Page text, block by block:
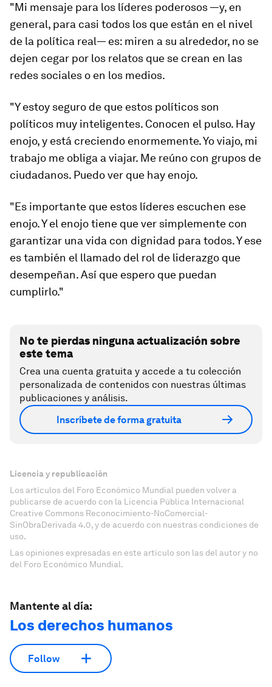
"Mi mensaje para los líderes poderosos —y, en
general, para casi todos los que están en el nivel
de la política real— es: miren a su alrededor, no se
dejen cegar por los relatos que se crean en las
redes sociales o en los medios.
"Y estoy seguro de que estos políticos son
políticos muy inteligentes. Conocen el pulso. Hay
enojo, y está creciendo enormemente. Yo viajo, mi
trabajo me obliga a viajar. Me reúno con grupos de
ciudadanos. Puedo ver que hay enojo.
"Es importante que estos líderes escuchen ese
enojo. Y el enojo tiene que ver simplemente con
garantizar una vida con dignidad para todos. Y ese
es también el llamado del rol de liderazgo que
desempeñan. Así que espero que puedan
cumplirlo."
No te pierdas ninguna actualización sobre
este tema
Crea una cuenta gratuita y accede a tu colección
personalizada de contenidos con nuestras últimas
publicaciones y análisis.
Inscríbete de forma gratuita
Licencia y republicación
Los artículos del Foro Económico Mundial pueden volver a
publicarse de acuerdo con la Licencia Pública Internacional
Creative Commons Reconocimiento-NoComercial-
SinObraDerivada 4.0, y de acuerdo con nuestras condiciones de
uso.
Las opiniones expresadas en este artículo son las del autor y no
del Foro Económico Mundial.
Mantente al día:
Los derechos humanos
Follow